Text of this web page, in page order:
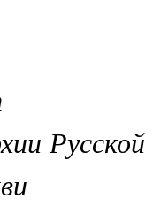
Русской